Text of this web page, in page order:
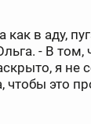
в аду,
- В том,
я не
чтобы это